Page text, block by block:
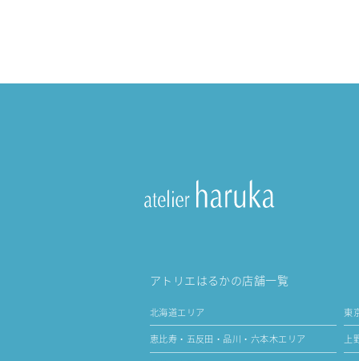
アトリエはるかの店舗一覧
北海道エリア 東
恵比寿・五反田・品川・六本木エリア 上